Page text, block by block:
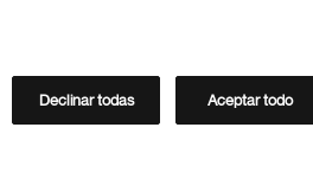
Directorio de Novartis
Declinar todas Aceptar todo